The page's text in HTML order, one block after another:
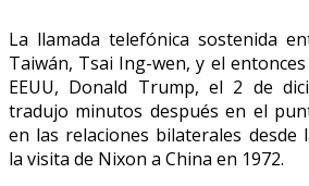
La llamada telefónica sostenida
Taiwán, Tsai Ing-wen, y el
EEUU, Donald Trump, el 2 de
tradujo minutos después en el
en las relaciones bilaterales desde
la visita de Nixon a China en 1972.